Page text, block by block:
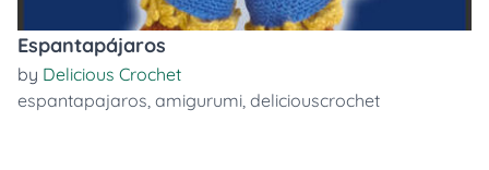
Espantapájaros
by Delicious Crochet
espantapajaros, amigurumi, deliciouscrochet